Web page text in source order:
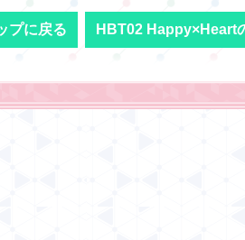
プに戻る HBT02 Happy×Heart